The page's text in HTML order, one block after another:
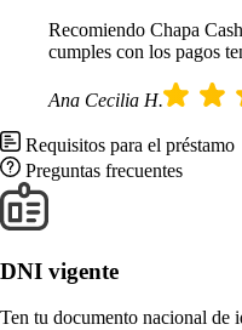
Recomiendo Chapa
cumples con los pagos
Ana Cecilia H.
Requisitos para el préstamo
Preguntas frecuentes
DNI vigente
Ten tu documento nacional de